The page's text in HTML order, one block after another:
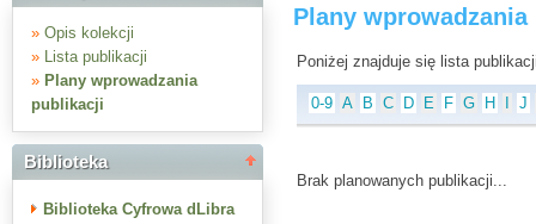
» Opis kolekcji
» Lista publikacji
» Plany wprowadzania
publikacji
Biblioteka
Biblioteka Cyfrowa dLibra
Plany
Poniżej znajduje się lista
0-9 A B C D E F G H J
Brak planowanych publikacji...